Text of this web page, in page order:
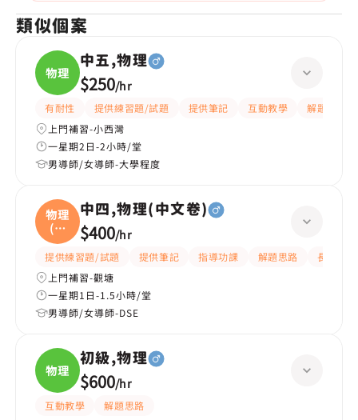
類似個案
物理
中五,物理
$250/hr
有耐性 提供練習題/試題 提供筆記 互動教學
解題思路
上門補習-小西灣
一星期2日-2小時/堂
男導師/女導師-大學程度
物理
(中
文
中四,物理(中文卷)
$400/hr
提供練習題/試題 提供筆記 指導功課 解題思路
長期補習
上門補習-觀塘
一星期1日-1.5小時/堂
男導師/女導師-DSE
物理
初級,物理
$600/hr
互動教學
解題思路